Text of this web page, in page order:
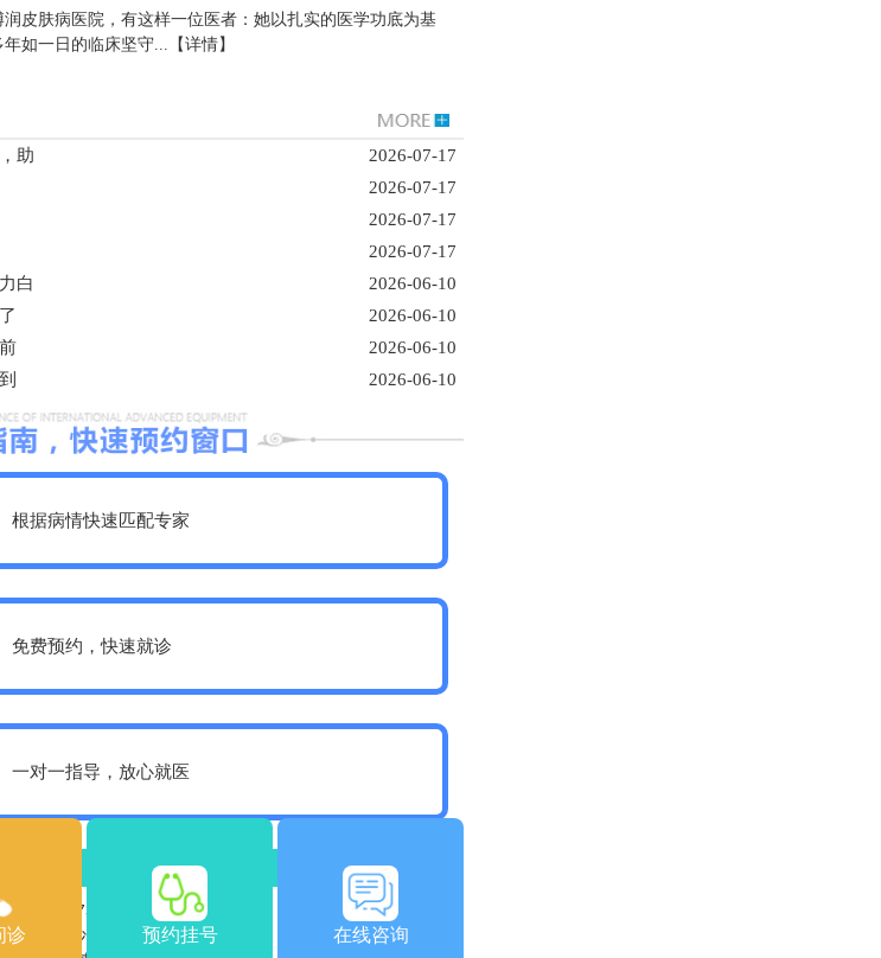
润皮肤病医院，有这样一位医者：她以扎实的医学功底为基
如一日的临床坚守...【详情】
助
2026-07-17
2026-07-17
2026-07-17
2026-07-17
白
2026-06-10
2026-06-10
2026-06-10
2026-06-10
根据病情快速匹配专家
免费预约，快速就诊
一对一指导，放心就医
态 乘车路线 返回首页
电话：0731-85532120
湖南省长沙市雨花区车站南715号
诊 预约挂号 在线咨询